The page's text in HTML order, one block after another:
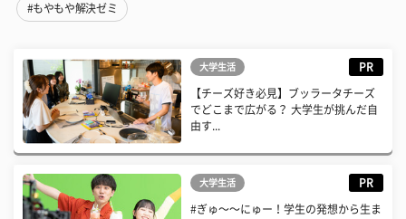
#もやもや解決ゼミ
大学生活 PR
【チーズ好き必見】ブッラータチーズ
でどこまで広がる？ 大学生が挑んだ自
由す...
大学生活 PR
#ぎゅ〜〜にゅー！学生の発想から生ま